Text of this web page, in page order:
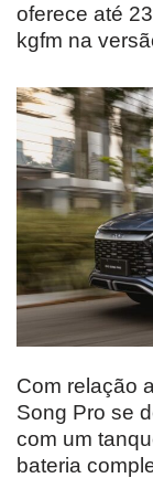
oferece até
kgfm na
Com relação
Song Pro se
com um
bateria